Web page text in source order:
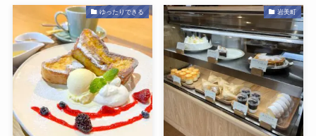
ゆったりできる 岩美町